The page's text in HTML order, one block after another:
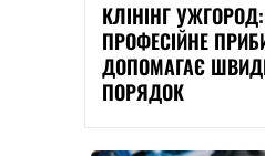
КЛІНІНГ
ПРОФЕСІЙНЕ
ДОПОМАГАЄ
ПОРЯДОК